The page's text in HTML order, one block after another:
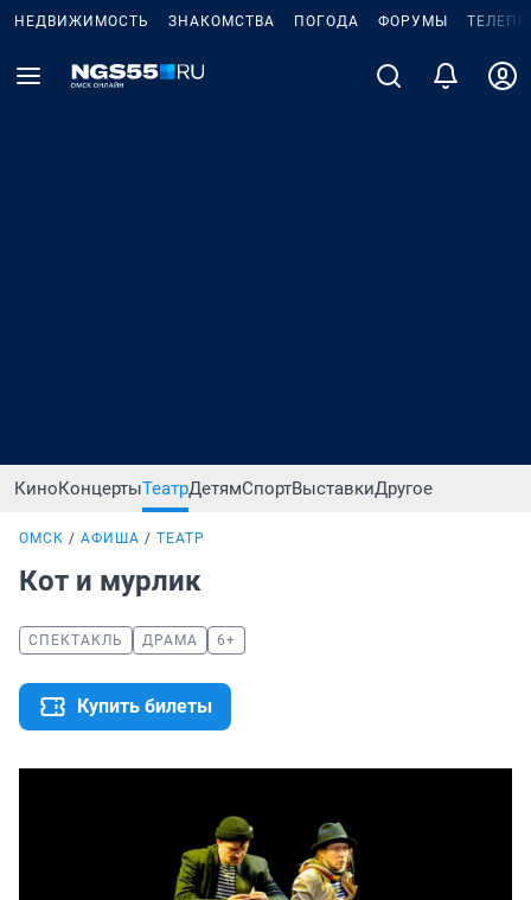
НЕДВИЖИМОСТЬ ЗНАКОМСТВА ПОГОДА ФОРУМЫ
КиноКонцертыТеатрДетямСпортВыставкиДругое
ОМСК АФИША ТЕАТР
Кот и мурлик
СПЕКТАКЛЬ ДРАМА 6+
Купить билеты